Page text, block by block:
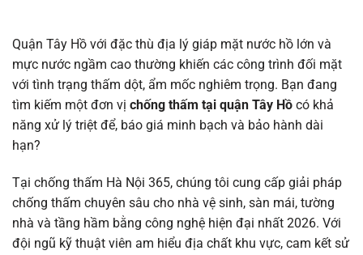
Quận Tây Hồ với đặc thù địa lý giáp mặt nước hồ lớn và
mực nước ngầm cao thường khiến các công trình đối mặt
với tình trạng thấm dột, ẩm mốc nghiêm trọng. Bạn đang
tìm kiếm một đơn vị chống thấm tại quận Tây Hồ có khả
năng xử lý triệt để, báo giá minh bạch và bảo hành dài
hạn?
Tại chống thấm Hà Nội 365, chúng tôi cung cấp giải pháp
chống thấm chuyên sâu cho nhà vệ sinh, sàn mái, tường
nhà và tầng hầm bằng công nghệ hiện đại nhất 2026. Với
đội ngũ kỹ thuật viên am hiểu địa chất khu vực, cam kết sử